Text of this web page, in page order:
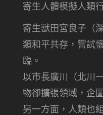
寄生人體模擬人類
寄生獸田宮良子（
類和平共存，嘗試
臨。
以市長廣川（北川
物卻擴張領域，企
另一方面，人類也